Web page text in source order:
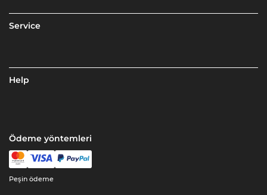
Service
Help
Ödeme yöntemleri
Peşin ödeme